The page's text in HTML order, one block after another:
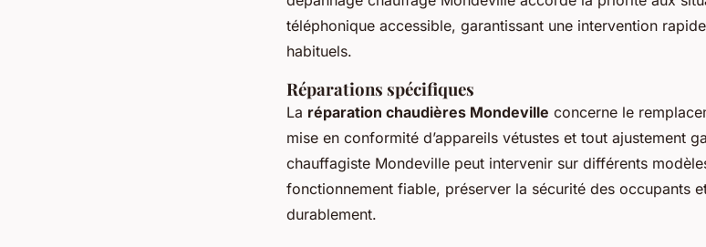
téléphonique accessible, garantissant une intervention
habituels.
Réparations spécifiques
La réparation chaudières Mondeville concerne le
mise en conformité d’appareils vétustes et tout ajustement
chauffagiste Mondeville peut intervenir sur différents
fonctionnement fiable, préserver la sécurité des occupants
durablement.